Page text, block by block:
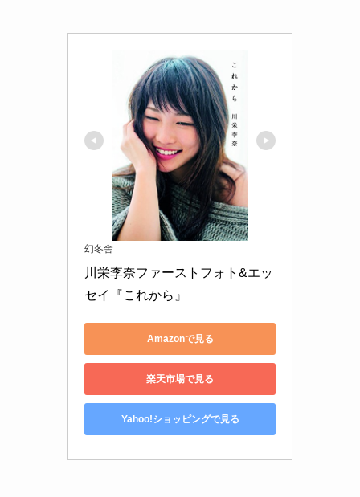
幻冬舎
川栄李奈ファーストフォト&エッ
セイ『これから』
Amazonで見る
楽天市場で見る
Yahoo!ショッピングで見る